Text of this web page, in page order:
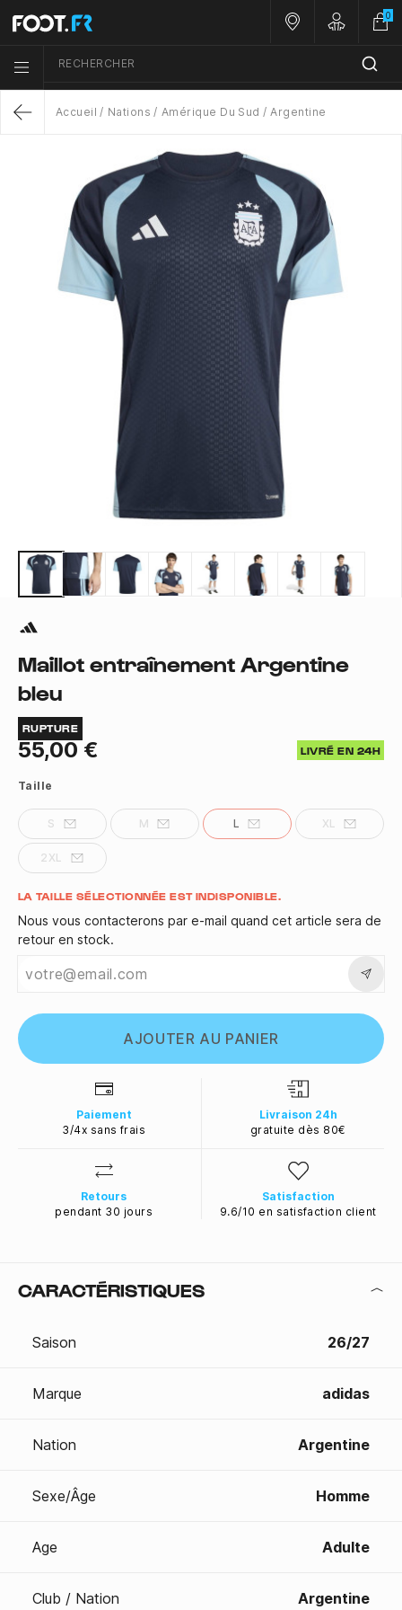
Menu list icon
RECHERCHER
Nos magasins
Customer
0
Accueil Nations Amérique Du Sud Argentine
Maillot entraînement Argentine
bleu
RUPTURE
55,00 € LIVRÉ EN 24H
Taille
S M L XL
2XL
Quantité
LA TAILLE SÉLECTIONNÉE EST INDISPONIBLE.
Nous vous contacterons par e-mail quand cet article sera de
retour en stock.
AJOUTER AU PANIER
Paiement
3/4x sans frais
Livraison 24h
gratuite dès 80€
Retours
pendant 30 jours
Satisfaction
9.6/10 en satisfaction client
CARACTÉRISTIQUES
Saison 26/27
Marque adidas
Nation Argentine
Sexe/Âge Homme
Age Adulte
Club / Nation Argentine